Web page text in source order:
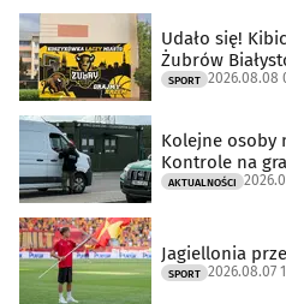
Udało się!
Żubrów
SPORT 2026.08.08
Kolejne osoby
Kontrole na
AKTUALNOŚCI
Jagiellonia
SPORT 2026.08.07